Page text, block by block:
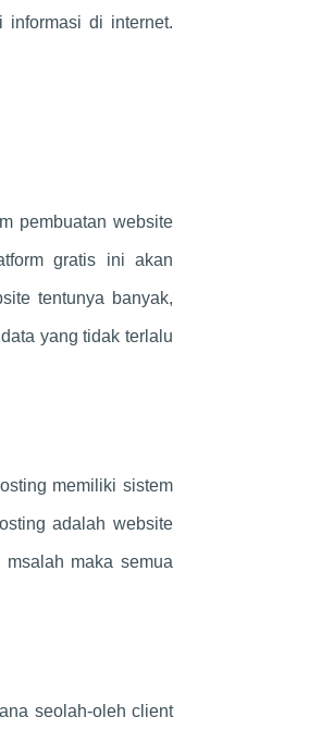
di internet.
pembuatan website
gratis ini akan
tentunya banyak,
yang tidak terlalu
memiliki sistem
adalah website
maka semua
seolah-oleh client